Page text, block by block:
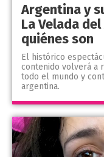
Argentina y
La Velada
quiénes son
El histórico
contenido volverá a
todo el mundo y
argentina.